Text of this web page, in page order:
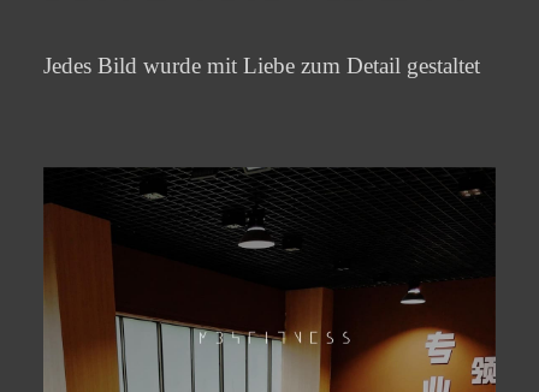
Jedes Bild wurde mit Liebe zum Detail gestaltet